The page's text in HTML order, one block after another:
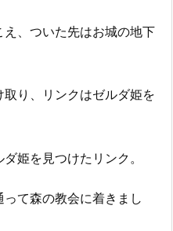
、ついた先はお城の地下
り、リンクはゼルダ姫を
姫を見つけたリンク。
て森の教会に着きまし